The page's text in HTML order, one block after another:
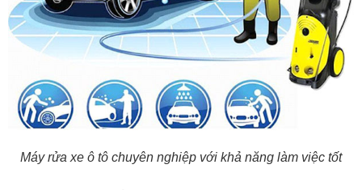
Máy rửa xe ô tô chuyên nghiệp với khả năng làm việc tốt